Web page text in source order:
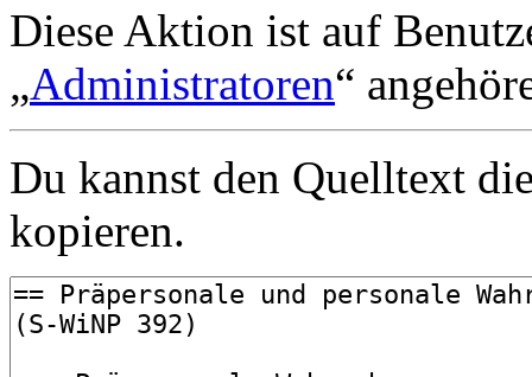
Diese Aktion ist auf
„Administratoren“
Du kannst den Quelltext
kopieren.